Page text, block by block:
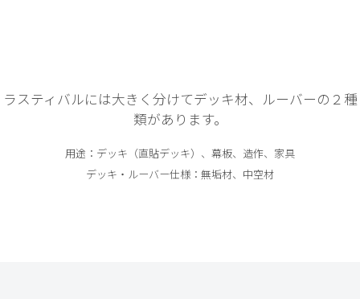
ラスティバルには大きく分けてデッキ材、ルーバーの２種
類があります。
用途：デッキ（直貼デッキ）、幕板、造作、家具
デッキ・ルーバー仕様：無垢材、中空材